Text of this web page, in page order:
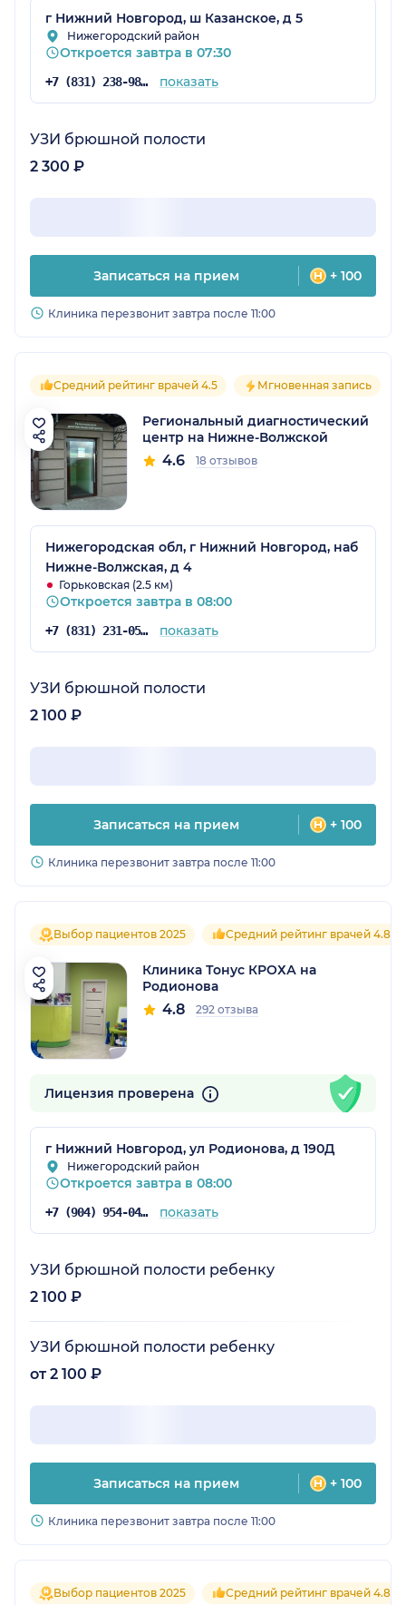
г Нижний Новгород, ш Казанское, д 5
Нижегородский район
Откроется завтра в 07:30
+7 (831) 238-98-54 показать
УЗИ брюшной полости
2 300 ₽
Записаться на прием + 100
Клиника перезвонит завтра после 11:00
Средний рейтинг врачей 4.5 Мгновенная запись
Региональный диагностический
центр на Нижне-Волжской
4.6 18 отзывов
Нижегородская обл, г Нижний Новгород, наб
Нижне-Волжская, д 4
Горьковская (2.5 км)
Откроется завтра в 08:00
+7 (831) 231-05-91 показать
УЗИ брюшной полости
2 100 ₽
Записаться на прием + 100
Клиника перезвонит завтра после 11:00
Выбор пациентов 2025 Средний рейтинг врачей 4.8
Клиника Тонус КРОХА на
Родионова
4.8 292 отзыва
Лицензия проверена
г Нижний Новгород, ул Родионова, д 190Д
Нижегородский район
Откроется завтра в 08:00
+7 (904) 954-04-35 показать
УЗИ брюшной полости ребенку
2 100 ₽
УЗИ брюшной полости ребенку
от 2 100 ₽
Записаться на прием + 100
Клиника перезвонит завтра после 11:00
Выбор пациентов 2025 Средний рейтинг врачей 4.8